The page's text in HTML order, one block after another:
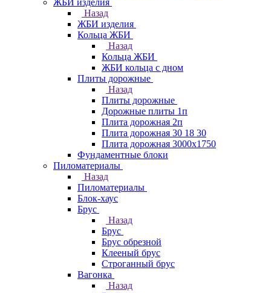
ЖБИ изделия
Назад
ЖБИ изделия
Кольца ЖБИ
Назад
Кольца ЖБИ
ЖБИ кольца с дном
Плиты дорожные
Назад
Плиты дорожные
Дорожные плиты 1п
Плита дорожная 2п
Плита дорожная 30 18 30
Плита дорожная 3000х1750
Фундаментные блоки
Пиломатериалы
Назад
Пиломатериалы
Блок-хаус
Брус
Назад
Брус
Брус обрезной
Клееный брус
Строганный брус
Вагонка
Назад